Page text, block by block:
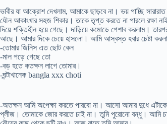
ভাবীর যা আক্রোশ দেখলাম, আমাকে ছাড়বে না। ভয় পাচ্ছি
যৌন আকাংখার সহজ শিকার। তাকে তৃপ্ত করতে না পারলে রক্ষা
দিয়ে শক্তিহীন হয়ে গেছে। দাড়িয়ে কমোডে পেশাব করলাম।
আছে। আমার দিকে চেয়ে হাসলো। আমি আস্বস্ত হবার চেষ্টা
-তোমার জিনিস এত ছোট কেন
-মাল পড়ে গেছে তো
-বড় হতে কতক্ষন লাগে তোমার।
-ঘন্টাখানেক bangla xxx choti
-অতক্ষন আমি অপেক্ষা করতে পারবো না। আসো আমার দুধে
প্লীজ। তোমাকে জোর করতে চাই না। তুমি পুরোনো বন্ধু। আমি